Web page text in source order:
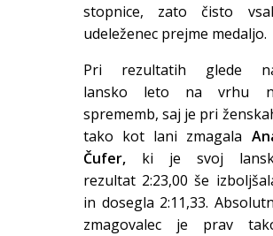
stopnice, zato čisto
udeleženec prejme medaljo.
Pri rezultatih glede
lansko leto na vrhu
sprememb, saj je pri
tako kot lani zmagala
Čufer, ki je svoj
rezultat 2:23,00 še
in dosegla 2:11,33.
zmagovalec je prav